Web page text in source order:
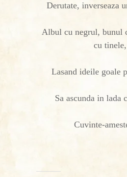
Derutate, inverseaza
Albul cu negrul, bunul
cu tinele,
Lasand ideile goale
Sa ascunda in lada
Cuvinte-